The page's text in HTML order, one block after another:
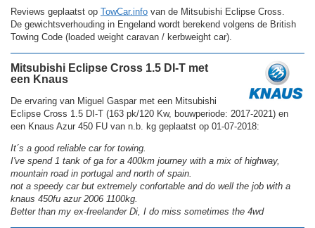
Reviews geplaatst op TowCar.info van de Mitsubishi Eclipse Cross.
De gewichtsverhouding in Engeland wordt berekend volgens de British
Towing Code (loaded weight caravan / kerbweight car).
Mitsubishi Eclipse Cross 1.5 DI-T met
een Knaus
De ervaring van Miguel Gaspar met een Mitsubishi
Eclipse Cross 1.5 DI-T (163 pk/120 Kw, bouwperiode: 2017-2021) en
een Knaus Azur 450 FU van n.b. kg geplaatst op 01-07-2018:
It´s a good reliable car for towing.
I've spend 1 tank of ga for a 400km journey with a mix of highway,
mountain road in portugal and north of spain.
not a speedy car but extremely confortable and do well the job with a
knaus 450fu azur 2006 1100kg.
Better than my ex-freelander Di, I do miss sometimes the 4wd